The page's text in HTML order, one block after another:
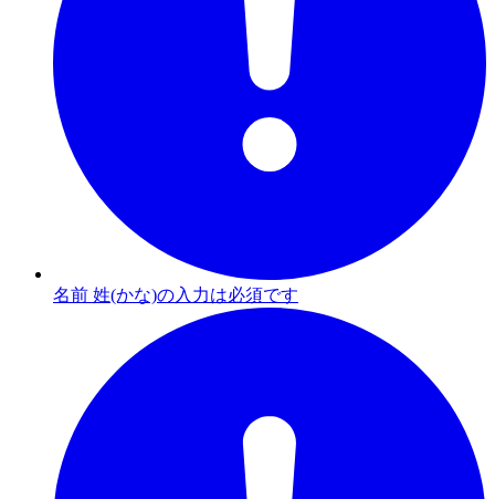
名前 姓(かな)の入力は必須です